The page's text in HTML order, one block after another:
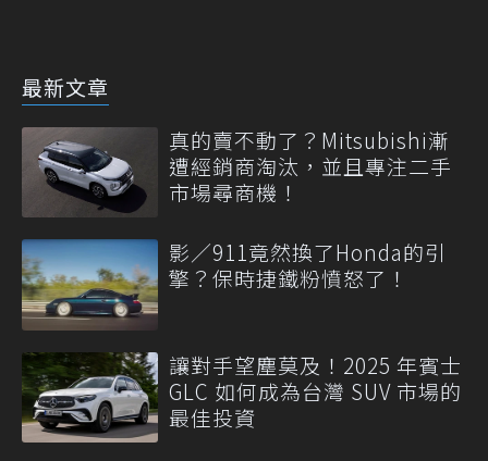
最新文章
真的賣不動了？Mitsubishi漸
遭經銷商淘汰，並且專注二手
市場尋商機！
影／911竟然換了Honda的引
擎？保時捷鐵粉憤怒了！
讓對手望塵莫及！2025 年賓士
GLC 如何成為台灣 SUV 市場的
最佳投資